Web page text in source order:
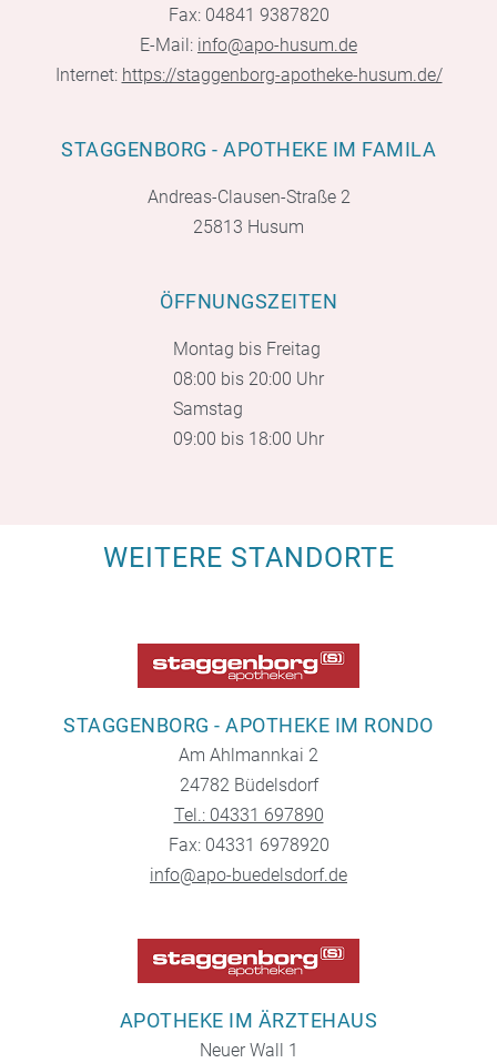
Fax: 04841 9387820
E-Mail: info@apo-husum.de
Internet: https://staggenborg-apotheke-husum.de/
STAGGENBORG - APOTHEKE IM FAMILA
Andreas-Clausen-Straße 2
25813 Husum
ÖFFNUNGSZEITEN
Montag bis Freitag
08:00 bis 20:00 Uhr
Samstag
09:00 bis 18:00 Uhr
WEITERE STANDORTE
STAGGENBORG - APOTHEKE IM RONDO
Am Ahlmannkai 2
24782 Büdelsdorf
Tel.: 04331 697890
Fax: 04331 6978920
info@apo-buedelsdorf.de
APOTHEKE IM ÄRZTEHAUS
Neuer Wall 1